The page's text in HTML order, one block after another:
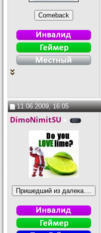
11.06.2009, 16:05
DimoNimitSU